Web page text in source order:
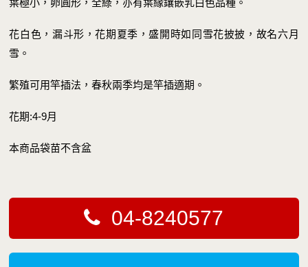
葉極小，卵圓形，全綠，亦有葉緣鑲嵌乳白色品種。
花白色，漏斗形，花期夏季，盛開時如同雪花披披，故名六月
雪。
繁殖可用竿插法，春秋兩季均是竿插適期。
花期:4-9月
本商品袋苗不含盆
04-8240577